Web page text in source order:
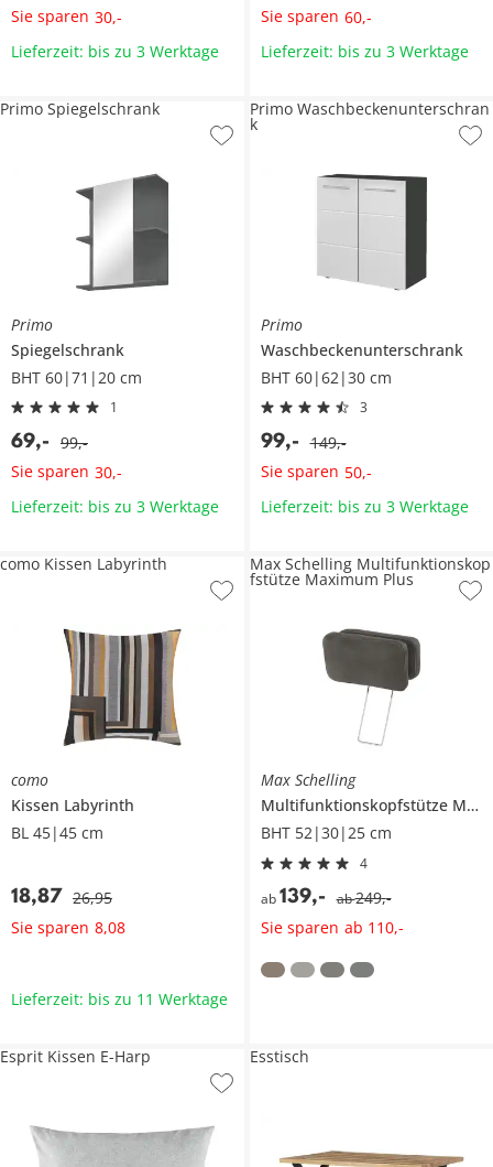
Sie sparen 30,-
Lieferzeit: bis zu 3 Werktage
Sie sparen 60,-
Lieferzeit: bis zu 3 Werktage
Primo
Spiegelschrank
BHT 60|71|20 cm
1
69,- 99,-
Sie sparen 30,-
Primo Spiegelschrank
Lieferzeit: bis zu 3 Werktage
Primo
Waschbeckenunterschrank
BHT 60|62|30 cm
3
99,- 149,-
Sie sparen 50,-
Primo Waschbeckenunterschran
k
Lieferzeit: bis zu 3 Werktage
como
Kissen Labyrinth
BL 45|45 cm
18,87 26,95
Sie sparen 8,08
como Kissen Labyrinth
Lieferzeit: bis zu 11 Werktage
Max Schelling
Multifunktionskopfstütze Maximum Plus
BHT 52|30|25 cm
4
ab 139,- ab249,-
Sie sparen ab 110,-
Max Schelling Multifunktionskop
fstütze Maximum Plus
Esprit Kissen E-Harp Esstisch